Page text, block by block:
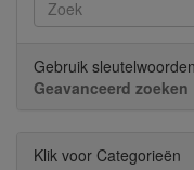
Gebruik
Geavanceerd zoeken
Klik voor Categorieën